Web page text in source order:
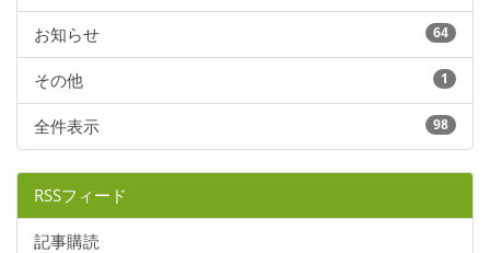
お知らせ 64
その他 1
全件表示 98
RSSフィード
記事購読